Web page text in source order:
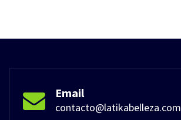
Email
contacto@latikabelleza.com